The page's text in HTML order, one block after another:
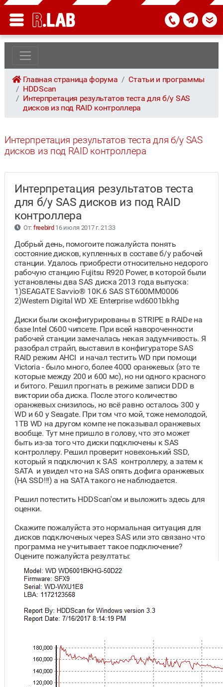
Главная страница форума
Статьи и программы
HDDScan
Интерпретация результатов теста для б/у SAS
дисков из под RAID контроллера
Интерпретация результатов теста для б/у SAS
дисков из под RAID контроллера
Интерпретация результатов теста
для б/у SAS дисков из под RAID
контроллера
От: freebird 16 июля 2017 г. 21:33
Добрый день, помогоите пожалуйста понять
состояние дисков, купленных в составе б/у рабочей
станции. Удалось приобрести относительно недорого
рабочую станцию Fujitsu R920 Power, в которой были
установлены два SAS диска 2013 года выпуска:
1)SEAGATE Savvio® 10K.6 SAS ST600MM0006
2)Western Digital WD XE Enterprise wd6001bkhg
Диски были сконфигурированы в STRIPE в RAIDе на
базе Intel C600 чипсете. При всей навороченности
рабочей станции замечалась некая задумчивость. Я
разобрал страйп, выставил в конфигураторе SAS
RAID режим AHCI и начал тестить WD при помощи
Victoria - было много, более 4000 оранжевых (это те
которые между 200 и 600 мс), но ни одного красного
и битого. Решил прогнать в режиме записи DDD в
виктории оба диска. После этого количество
оранжевых снизилось, но всё равно осталось 300 у
WD и 60 у Seagate. При том что мой, тоже немолодой,
1TB WD на другом компе не показывал оранжевых
вообще. Тут мне пришло в голову, что это может
быть из-за того что диски подключены к SAS
контроллеру. Решил проверит новехонький SSD,
который я подключил к SAS контроллеру, а затем к
SATA и увидел что на SAS опять дофига оранжевых
(НА SSD!!!) а на SATA такого не наблюдается.
Решил потестить HDDScan'ом и выложить здесь для
оценки.
Скажите пожалуйста это нормальная ситуация для
дисков подключеных через SAS или это связано что
программа не учитывает такое подключение?
Оцените пожалуйста резултаты: